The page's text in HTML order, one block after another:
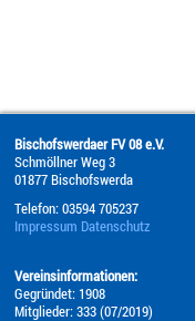
Bischofswerdaer FV 08 e.V.
Schmöllner Weg 3
01877 Bischofswerda
Telefon:03594 705237
Impressum Datenschutz
Vereinsinformationen:
Gegründet: 1908
Mitglieder: 333 (07/2019)